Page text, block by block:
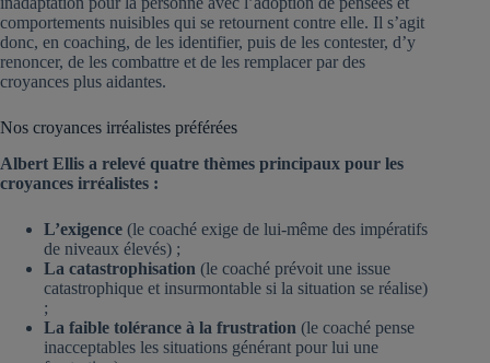
comportements nuisibles qui se retournent contre elle. Il s’agit
donc, en coaching, de les identifier, puis de les contester, d’y
renoncer, de les combattre et de les remplacer par des
croyances plus aidantes.
Nos croyances irréalistes préférées
Albert Ellis a relevé quatre thèmes principaux pour les
croyances irréalistes :
L’exigence (le coaché exige de lui-même des impératifs
de niveaux élevés) ;
La catastrophisation (le coaché prévoit une issue
catastrophique et insurmontable si la situation se réalise)
;
La faible tolérance à la frustration (le coaché pense
inacceptables les situations générant pour lui une